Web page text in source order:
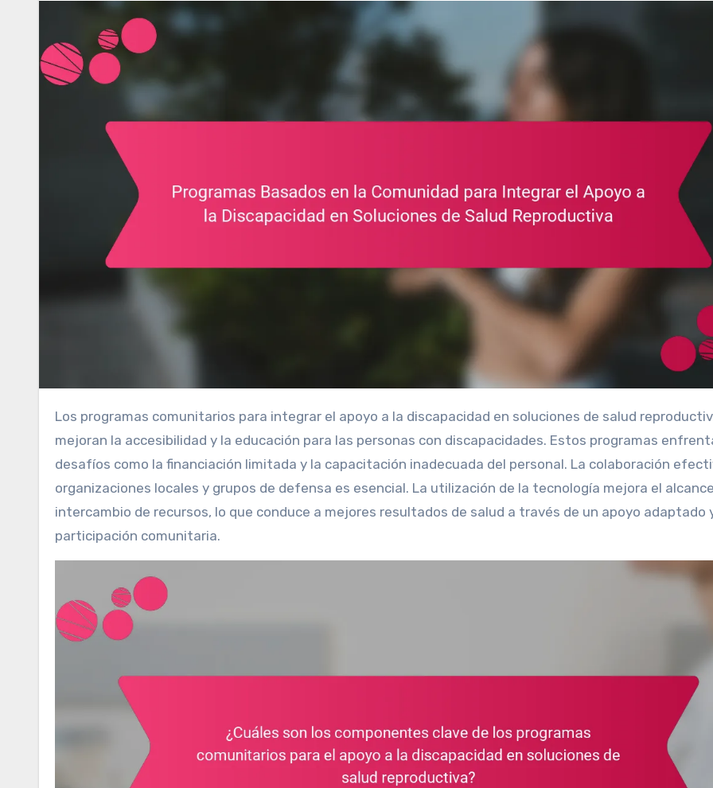
Los programas comunitarios para integrar el apoyo a la discapacidad en soluciones de salud reproductiva
mejoran la accesibilidad y la educación para las personas con discapacidades. Estos programas
desafíos como la financiación limitada y la capacitación inadecuada del personal. La colaboración
organizaciones locales y grupos de defensa es esencial. La utilización de la tecnología mejora el
intercambio de recursos, lo que conduce a mejores resultados de salud a través de un apoyo adaptado
participación comunitaria.